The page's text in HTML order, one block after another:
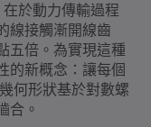
於動力傳輸過程
線接觸漸開線齒
五倍。為實現這種
的新概念：讓每個
何形狀基於對數螺
合。